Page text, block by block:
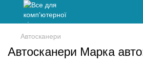
Автосканери
Автосканери Марка